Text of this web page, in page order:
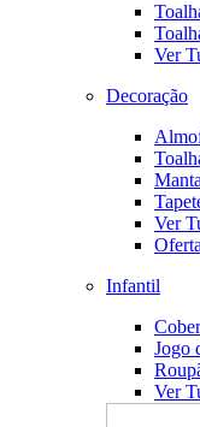
Ver
Decoração
Ver
Infantil
Jogo
Ver